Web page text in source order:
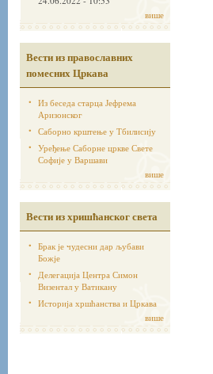
више
Вести из православних
помесних Цркава
Из беседа старца Јефрема
Аризонског
Саборно крштење у Тбилисију
Уређење Саборне цркве Свете
Софије у Варшави
више
Вести из хришћанског света
Брак је чудесни дар љубави
Божје
Делегација Центра Симон
Визентал у Ватикану
Историја хршћанства и Цркава
више